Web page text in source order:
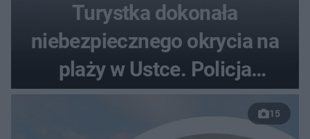
Turystka dokonała
niebezpiecznego okrycia na
plaży w Ustce. Policja
musiała zamknąć odcinek
wybrzeża
15